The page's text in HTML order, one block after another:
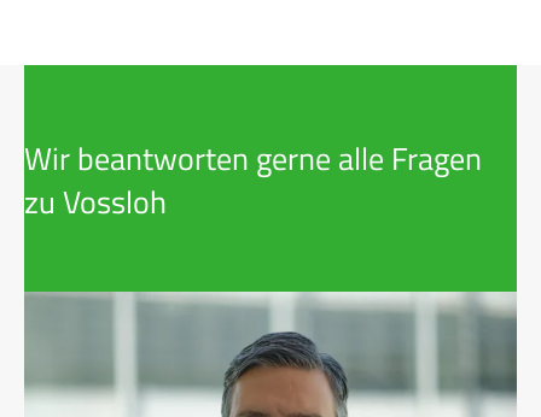
Wir beantworten gerne alle Fragen
zu Vossloh